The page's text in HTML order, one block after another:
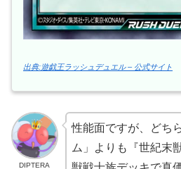
出典:遊戯王ラッシュデュエル – 公式サイト
DIPTERA
性能面ですが、どち
ム」よりも『世紀末